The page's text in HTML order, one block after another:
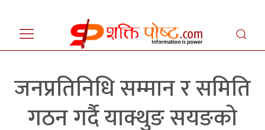
जनप्रतिनिधि सम्मान र समिति
गठन गर्दै याक्थुङ सयङको